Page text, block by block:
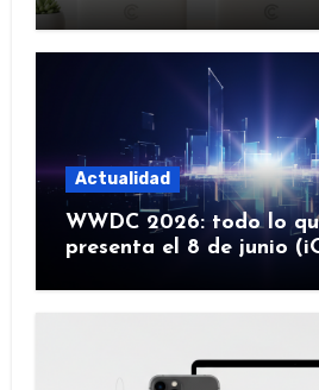
Actualidad
WWDC 2026: todo lo
presenta el 8 de junio